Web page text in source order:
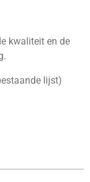
kwaliteit en de
lijst)